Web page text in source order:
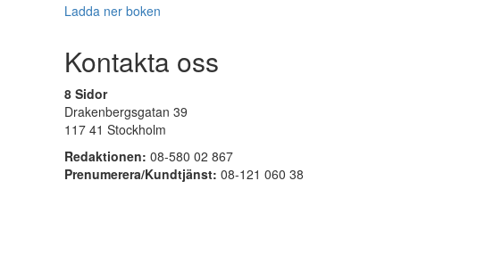
Ladda ner boken
Kontakta oss
8 Sidor
Drakenbergsgatan 39
117 41 Stockholm
Redaktionen: 08-580 02 867
Prenumerera/Kundtjänst: 08-121 060 38